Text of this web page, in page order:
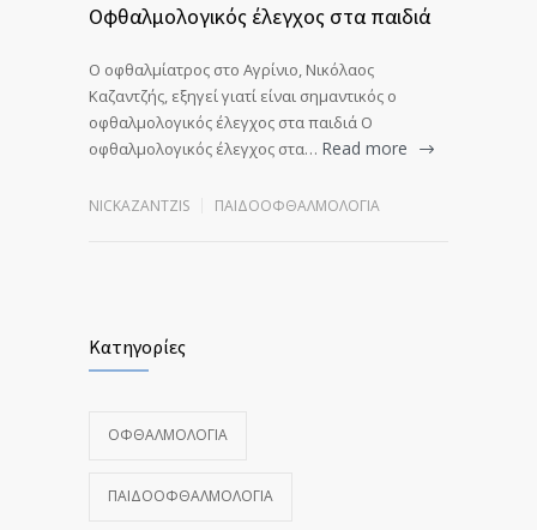
Οφθαλμολογικός έλεγχος στα παιδιά
Ο oφθαλμίατρος στο Αγρίνιο, Νικόλαος
Καζαντζής, εξηγεί γιατί είναι σημαντικός ο
οφθαλμολογικός έλεγχος στα παιδιά Ο
οφθαλμολογικός έλεγχος στα… Read more
NICKAZANTZIS ΠΑΙΔΟΟΦΘΑΛΜΟΛΟΓΊΑ
Κατηγορίες
ΟΦΘΑΛΜΟΛΟΓΊΑ
ΠΑΙΔΟΟΦΘΑΛΜΟΛΟΓΊΑ